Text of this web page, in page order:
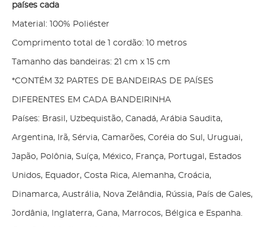
países cada
Material: 100% Poliéster
Comprimento total de 1 cordão: 10 metros
Tamanho das bandeiras: 21 cm x 15 cm
*CONTÉM 32 PARTES DE BANDEIRAS DE PAÍSES
DIFERENTES EM CADA BANDEIRINHA
Países: Brasil, Uzbequistão, Canadá, Arábia Saudita,
Argentina, Irã, Sérvia, Camarões, Coréia do Sul, Uruguai,
Japão, Polônia, Suíça, México, França, Portugal, Estados
Unidos, Equador, Costa Rica, Alemanha, Croácia,
Dinamarca, Austrália, Nova Zelândia, Rússia, País de Gales,
Jordânia, Inglaterra, Gana, Marrocos, Bélgica e Espanha.